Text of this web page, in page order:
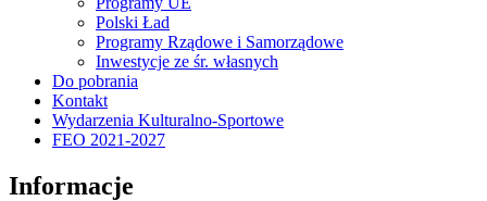
Polski Ład
Programy Rządowe i Samorządowe
Inwestycje ze śr. własnych
Do pobrania
Kontakt
Wydarzenia Kulturalno-Sportowe
FEO 2021-2027
Informacje